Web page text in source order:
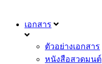
เอกสาร
ตัวอย่างเอกสาร
หนังสือสวดมนต์